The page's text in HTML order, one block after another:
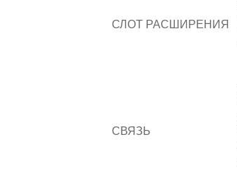
СЛОТ РАСШИРЕНИЯ
СВЯЗЬ